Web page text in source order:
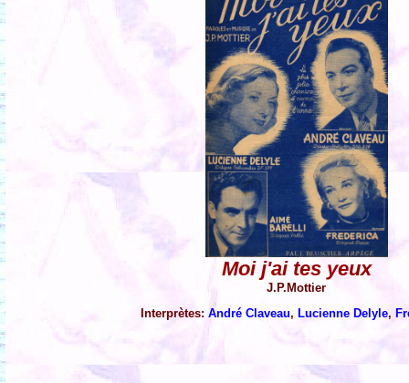
Moi j'ai tes yeux
J.P.Mottier
Interprètes:André Claveau, Lucienne Delyle,